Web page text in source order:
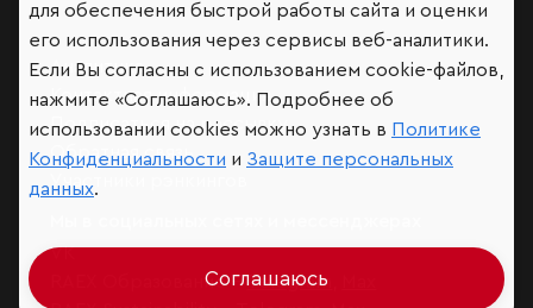
Аналитика
Контактная информация
Подписаться на рассылку
Обратная связь
VK
RAEX Образование –Telegram
для обеспечения быстрой работы сайта и оценки
его использования через сервисы веб-аналитики.
Если Вы согласны с использованием cookie-файлов,
нажмите «Соглашаюсь». Подробнее об
использовании cookies можно узнать в Политике
Конфиденциальности и Защите персональных
данных.
Соглашаюсь